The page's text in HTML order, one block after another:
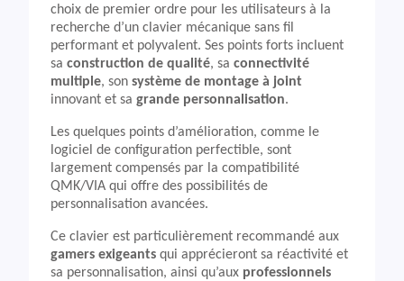
choix de premier ordre pour les utilisateurs à la
recherche d’un clavier mécanique sans fil
performant et polyvalent. Ses points forts incluent
sa construction de qualité, sa connectivité
multiple, son système de montage à joint
innovant et sa grande personnalisation.
Les quelques points d’amélioration, comme le
logiciel de configuration perfectible, sont
largement compensés par la compatibilité
QMK/VIA qui offre des possibilités de
personnalisation avancées.
Ce clavier est particulièrement recommandé aux
gamers exigeants qui apprécieront sa réactivité et
sa personnalisation, ainsi qu’aux professionnels